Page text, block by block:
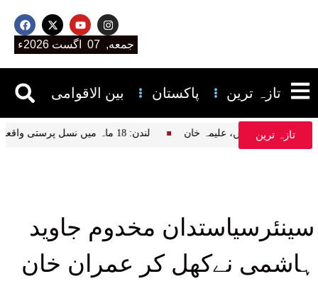
جمعه, 07 اگست 2026ء
بین الاقوامی پاکستان تازہ ترین
تازہ ترین لندن: 18 ماہ میں نسل پرستی واقعات میں نمایاں اضافہ، نیشنل ہیلتھ سروس کا انکشاف قرآن پڑھتے ہیں، علیمہ خان
سینئرسیاستدان مخدوم جاوید
ہاشمی نےکھل کر عمران خان